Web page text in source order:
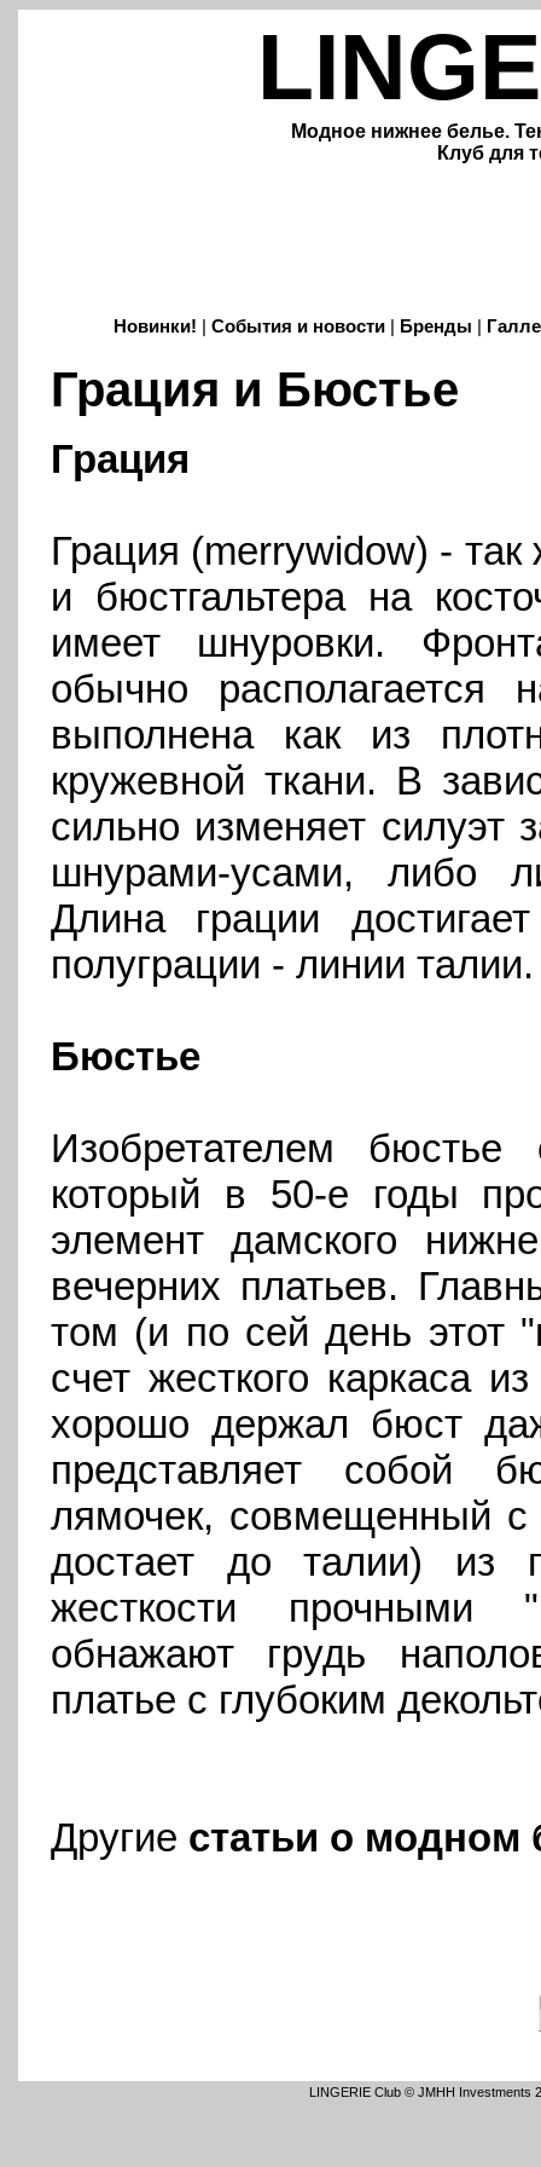
Модное нижнее белье.
Клуб для
Новинки! События и новости| Бренды
Грация и Бюстье
Грация
Грация (merrywidow) - так
и бюстгальтера на
имеет шнуровки.
обычно
выполнена как из
кружевной ткани. В
сильно изменяет силуэт
шнурами-усами, либо
Длина грации
полуграции - линии талии.
Бюстье
Изобретателем
который в 50-е годы
элемент дамского
вечерних платьев.
том (и по сей день этот
счет жесткого каркаса
хорошо держал бюст
представляет собой
лямочек, совмещенный с
достает до талии) из
жесткости прочными
обнажают грудь
платье с глубоким
Другие статьи о модном
LINGERIE Club © JMHH Investments